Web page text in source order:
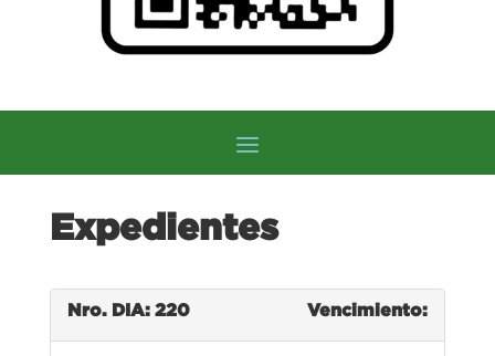
Expedientes
Nro. DIA: 220 Vencimiento: